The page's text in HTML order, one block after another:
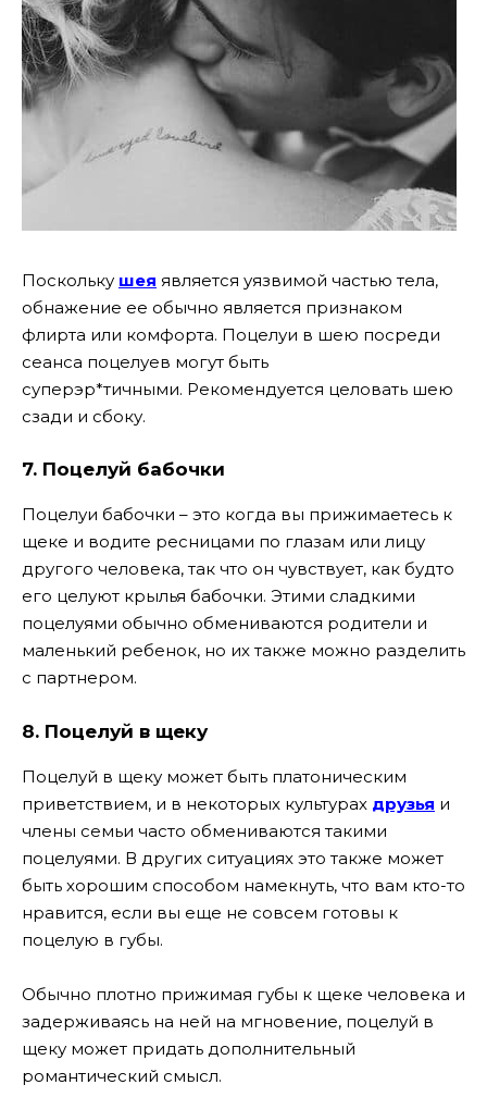
Поскольку шея является уязвимой частью тела,
обнажение ее обычно является признаком
флирта или комфорта. Поцелуи в шею посреди
сеанса поцелуев могут быть
суперэр*тичными. Рекомендуется целовать шею
сзади и сбоку.
7. Поцелуй бабочки
Поцелуи бабочки – это когда вы прижимаетесь к
щеке и водите ресницами по глазам или лицу
другого человека, так что он чувствует, как будто
его целуют крылья бабочки. Этими сладкими
поцелуями обычно обмениваются родители и
маленький ребенок, но их также можно разделить
с партнером.
8. Поцелуй в щеку
Поцелуй в щеку может быть платоническим
приветствием, и в некоторых культурах друзья и
члены семьи часто обмениваются такими
поцелуями. В других ситуациях это также может
быть хорошим способом намекнуть, что вам кто-то
нравится, если вы еще не совсем готовы к
поцелую в губы.
Обычно плотно прижимая губы к щеке человека и
задерживаясь на ней на мгновение, поцелуй в
щеку может придать дополнительный
романтический смысл.